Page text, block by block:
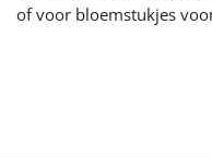
of voor bloemstukjes